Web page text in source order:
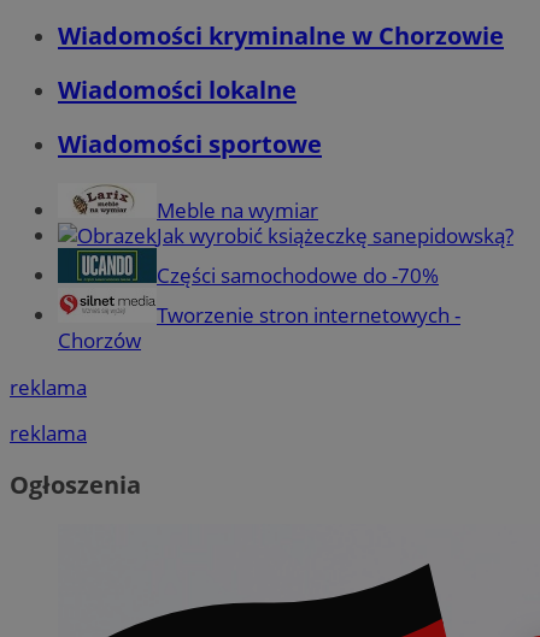
Wiadomości kryminalne w Chorzowie
Wiadomości lokalne
Wiadomości sportowe
Meble na wymiar
Jak wyrobić książeczkę sanepidowską?
Części samochodowe do -70%
Tworzenie stron internetowych -
Chorzów
reklama
reklama
Ogłoszenia